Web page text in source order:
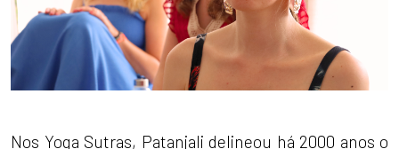
Nos Yoga Sutras, Patanjali delineou há 2000 anos o